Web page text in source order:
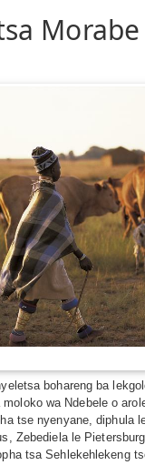
bohareng ba
wa Ndebele o
tse nyenyane, diphula
Zebediela le
tsa Sehlekehlekeng